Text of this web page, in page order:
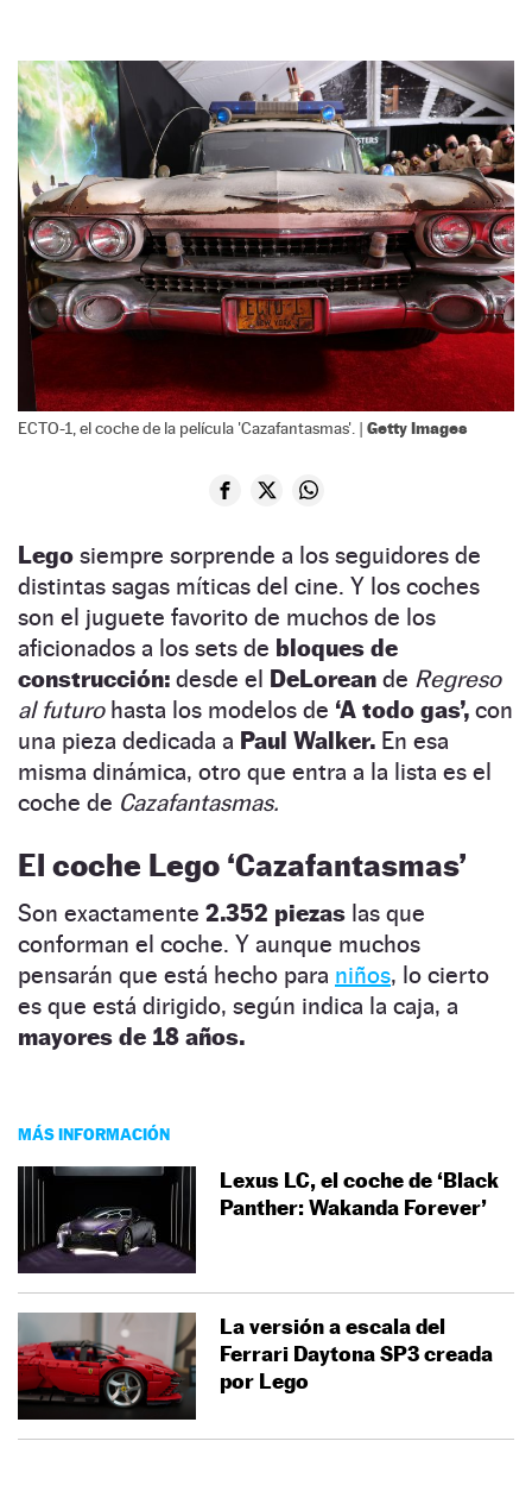
ECTO-1, el coche de la película 'Cazafantasmas'. | Getty Images
Lego siempre sorprende a los seguidores de
distintas sagas míticas del cine. Y los coches
son el juguete favorito de muchos de los
aficionados a los sets de bloques de
construcción: desde el DeLorean de Regreso
al futurohasta los modelos de ‘A todo gas’, con
una pieza dedicada a Paul Walker. En esa
misma dinámica, otro que entra a la lista es el
coche de Cazafantasmas.
El coche Lego ‘Cazafantasmas’
Son exactamente 2.352 piezas las que
conforman el coche. Y aunque muchos
pensarán que está hecho para niños, lo cierto
es que está dirigido, según indica la caja, a
mayores de 18 años.
MÁS INFORMACIÓN
Lexus LC, el coche de ‘Black
Panther: Wakanda Forever’
La versión a escala del
Ferrari Daytona SP3 creada
por Lego